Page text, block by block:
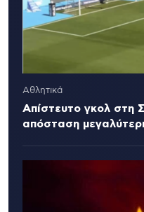
Αθλητικά
Απίστευτο γκολ στη
απόσταση